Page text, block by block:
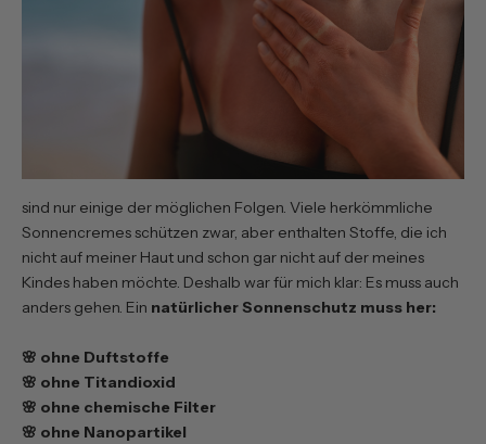
sind nur einige der möglichen Folgen. Viele herkömmliche
Sonnencremes schützen zwar, aber enthalten Stoffe, die ich
nicht auf meiner Haut und schon gar nicht auf der meines
Kindes haben möchte. Deshalb war für mich klar: Es muss auch
anders gehen. Ein natürlicher Sonnenschutz muss her:
🌸 ohne Duftstoffe
🌸 ohne Titandioxid
🌸 ohne chemische Filter
🌸 ohne Nanopartikel